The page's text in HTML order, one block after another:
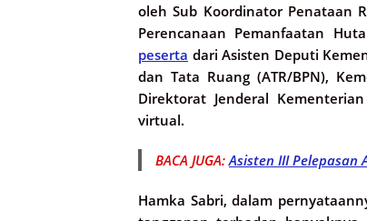
oleh Sub Koordinator Penataan
Perencanaan Pemanfaatan
peserta dari Asisten Deputi
dan Tata Ruang (ATR/BPN),
Direktorat Jenderal
virtual.
BACA JUGA:Asisten III Pelepasan
Hamka Sabri, dalam